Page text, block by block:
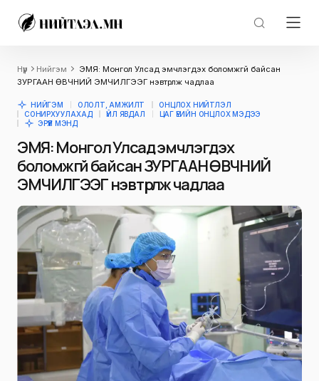
Нүүр Нийгэм
ЭМЯ: Монгол Улсад эмчлэгдэх боломжгүй байсан
ЗУРГААН ӨВЧНИЙ ЭМЧИЛГЭЭГ нэвтрүүлж чадлаа
НИЙГЭМ ОЛОЛТ, АМЖИЛТ
ОНЦЛОХ НИЙТЛЭЛ
СОНИРХУУЛАХАД
ҮЙЛ ЯВДАЛ
ЦАГ ҮЕИЙН ОНЦЛОХ МЭДЭЭ
ЭРҮҮЛ МЭНД
ЭМЯ: Монгол Улсад эмчлэгдэх
боломжгүй байсан ЗУРГААН ӨВЧНИЙ
ЭМЧИЛГЭЭГ нэвтрүүлж чадлаа